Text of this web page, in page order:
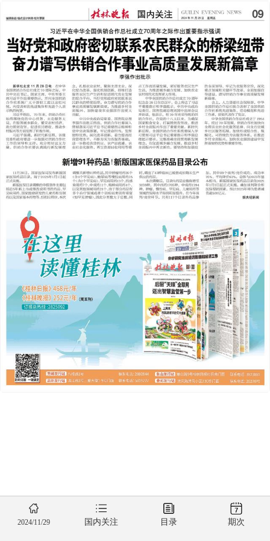
下一版
2024年11月29日
2024/11/29 国内关注 目录 期次